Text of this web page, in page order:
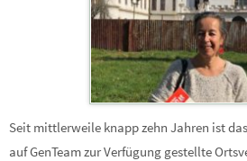
Seit mittlerweile knapp zehn Jahren ist
auf GenTeam zur Verfügung gestellte